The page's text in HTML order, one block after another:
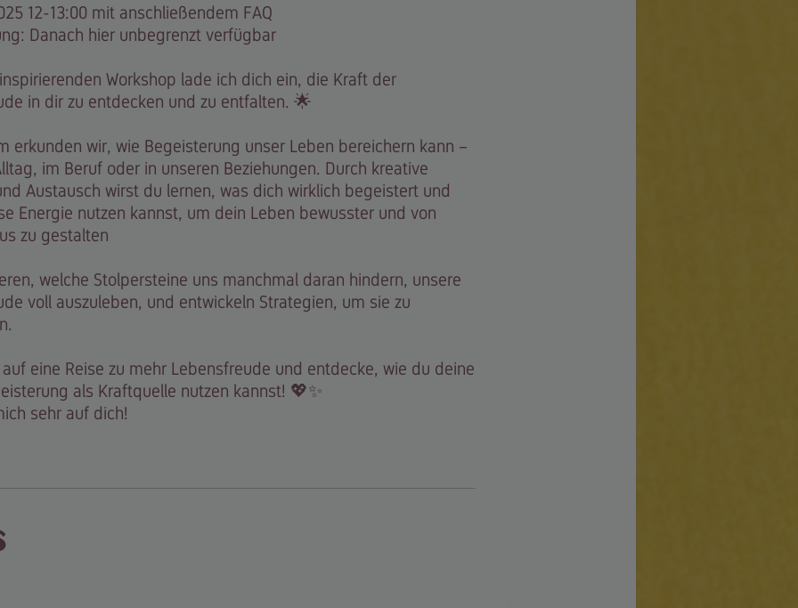
12-13:00 mit anschließendem FAQ
Danach hier unbegrenzt verfügbar
Workshop lade ich dich ein, die Kraft der
in dir zu entdecken und zu entfalten. 🌟
erkunden wir, wie Begeisterung unser Leben bereichern kann –
im Beruf oder in unseren Beziehungen. Durch kreative
Austausch wirst du lernen, was dich wirklich begeistert und
Energie nutzen kannst, um dein Leben bewusster und von
zu gestalten
welche Stolpersteine uns manchmal daran hindern, unsere
voll auszuleben, und entwickeln Strategien, um sie zu
eine Reise zu mehr Lebensfreude und entdecke, wie du deine
als Kraftquelle nutzen kannst! 💖✨
sehr auf dich!